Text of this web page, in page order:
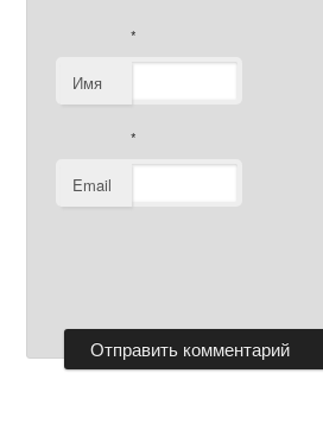
Имя
*
Email
*